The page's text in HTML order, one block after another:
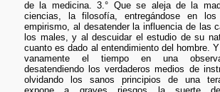
de la medicina. 3.° Que se aleja de la
ciencias, la filosofía, entregándose en
empirismo, al desatender la influencia de las
los males, y al descuidar el estudio de su
cuanto es dado al entendimiento del hombre.
vanamente el tiempo en una
desatendiendo los verdaderos medios de
olvidando los sanos principios de una